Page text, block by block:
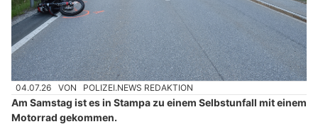
04.07.26 VON POLIZEI.NEWS REDAKTION
Am Samstag ist es in Stampa zu einem Selbstunfall mit einem
Motorrad gekommen.